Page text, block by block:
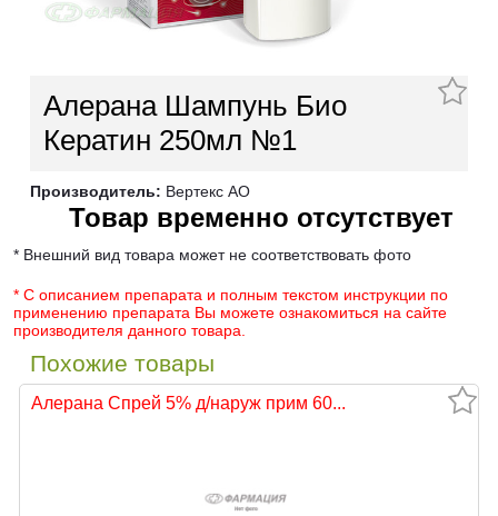
Алерана Шампунь Био
Кератин 250мл №1
Производитель: Вертекс АО
Товар временно отсутствует
* Внешний вид товара может не соответствовать фото
* С описанием препарата и полным текстом инструкции по
применению препарата Вы можете ознакомиться на сайте
производителя данного товара.
Похожие товары
Алерана Спрей 5% д/наруж прим 60...